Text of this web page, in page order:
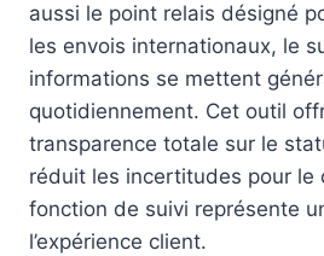
aussi le point relais désigné
les envois internationaux, le
informations se mettent
quotidiennement. Cet outil
transparence totale sur le
réduit les incertitudes pour le
fonction de suivi représente
l’expérience client.